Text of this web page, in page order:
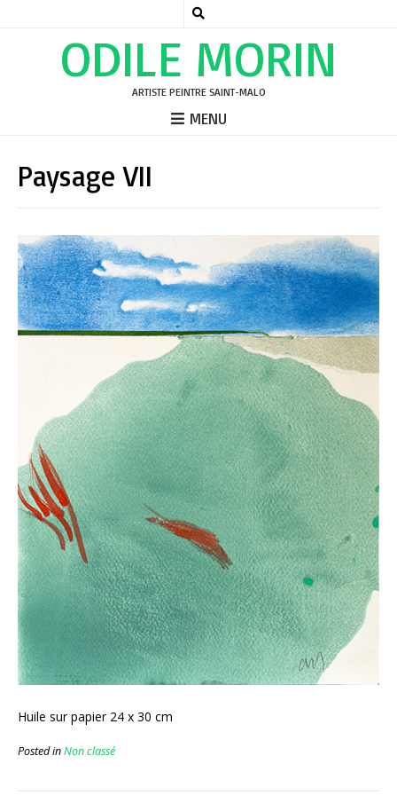
ODILE MORIN
ARTISTE PEINTRE SAINT-MALO
MENU
Paysage VII
Huile sur papier 24 x 30 cm
Posted inNon classé